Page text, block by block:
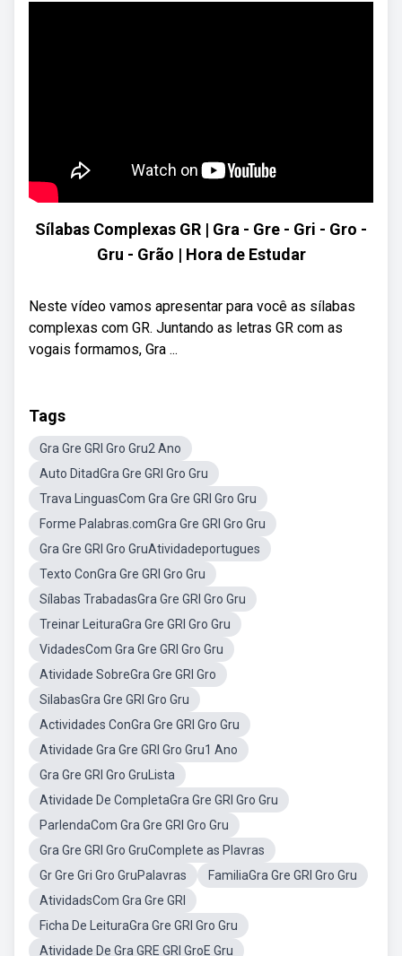
Sílabas Complexas GR | Gra - Gre - Gri - Gro -
Gru - Grão | Hora de Estudar
Neste vídeo vamos apresentar para você as sílabas
complexas com GR. Juntando as letras GR com as
vogais formamos, Gra ...
Tags
Gra Gre GRI Gro Gru2 Ano
Auto DitadGra Gre GRI Gro Gru
Trava LinguasCom Gra Gre GRI Gro Gru
Forme Palabras.comGra Gre GRI Gro Gru
Gra Gre GRI Gro GruAtividadeportugues
Texto ConGra Gre GRI Gro Gru
Sílabas TrabadasGra Gre GRI Gro Gru
Treinar LeituraGra Gre GRI Gro Gru
VidadesCom Gra Gre GRI Gro Gru
Atividade SobreGra Gre GRI Gro
SilabasGra Gre GRI Gro Gru
Actividades ConGra Gre GRI Gro Gru
Atividade Gra Gre GRI Gro Gru1 Ano
Gra Gre GRI Gro GruLista
Atividade De CompletaGra Gre GRI Gro Gru
ParlendaCom Gra Gre GRI Gro Gru
Gra Gre GRI Gro GruComplete as Plavras
Gr Gre Gri Gro GruPalavras
FamiliaGra Gre GRI Gro Gru
AtividadsCom Gra Gre GRI
Ficha De LeituraGra Gre GRI Gro Gru
Atividade De Gra GRE GRI GroE Gru